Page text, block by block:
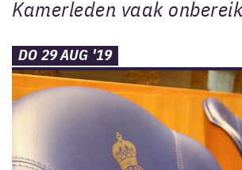
Kamerleden vaak
DO 29 AUG '19